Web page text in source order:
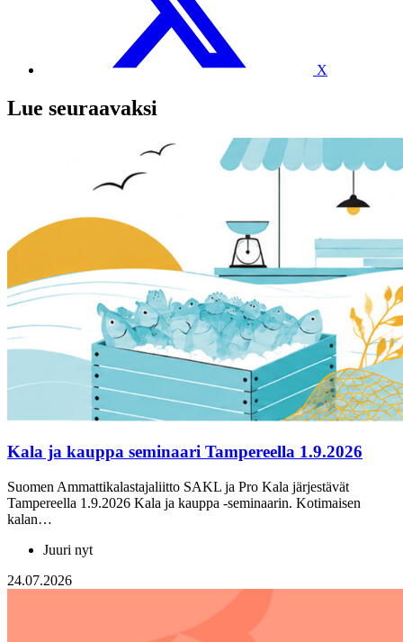
X
Lue seuraavaksi
Kala ja kauppa seminaari Tampereella 1.9.2026
Suomen Ammattikalastajaliitto SAKL ja Pro Kala järjestävät
Tampereella 1.9.2026 Kala ja kauppa -seminaarin. Kotimaisen
kalan…
Juuri nyt
24.07.2026